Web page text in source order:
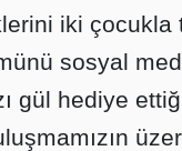
iki çocukla
sosyal
gül hediye